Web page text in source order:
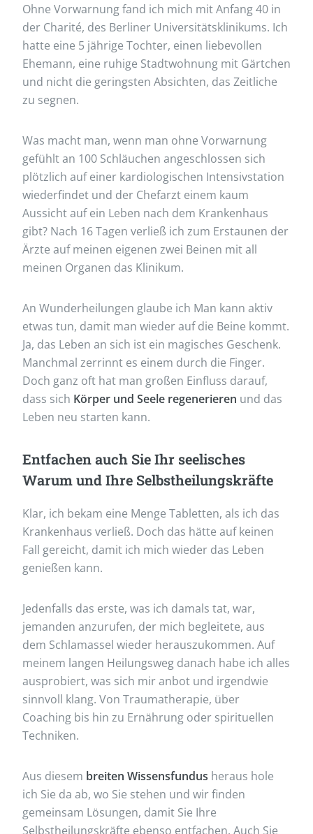
Ohne Vorwarnung fand ich mich mit Anfang 40 in
der Charité, des Berliner Universitätsklinikums. Ich
hatte eine 5 jährige Tochter, einen liebevollen
Ehemann, eine ruhige Stadtwohnung mit Gärtchen
und nicht die geringsten Absichten, das Zeitliche
zu segnen.
Was macht man, wenn man ohne Vorwarnung
gefühlt an 100 Schläuchen angeschlossen sich
plötzlich auf einer kardiologischen Intensivstation
wiederfindet und der Chefarzt einem kaum
Aussicht auf ein Leben nach dem Krankenhaus
gibt? Nach 16 Tagen verließ ich zum Erstaunen der
Ärzte auf meinen eigenen zwei Beinen mit all
meinen Organen das Klinikum.
An Wunderheilungen glaube ich Man kann aktiv
etwas tun, damit man wieder auf die Beine kommt.
Ja, das Leben an sich ist ein magisches Geschenk.
Manchmal zerrinnt es einem durch die Finger.
Doch ganz oft hat man großen Einfluss darauf,
dass sich Körper und Seele regenerieren und das
Leben neu starten kann.
Entfachen auch Sie Ihr seelisches
Warum und Ihre Selbstheilungskräfte
Klar, ich bekam eine Menge Tabletten, als ich das
Krankenhaus verließ. Doch das hätte auf keinen
Fall gereicht, damit ich mich wieder das Leben
genießen kann.
Jedenfalls das erste, was ich damals tat, war,
jemanden anzurufen, der mich begleitete, aus
dem Schlamassel wieder herauszukommen. Auf
meinem langen Heilungsweg danach habe ich alles
ausprobiert, was sich mir anbot und irgendwie
sinnvoll klang. Von Traumatherapie, über
Coaching bis hin zu Ernährung oder spirituellen
Techniken.
Aus diesem breiten Wissensfundus heraus hole
ich Sie da ab, wo Sie stehen und wir finden
gemeinsam Lösungen, damit Sie Ihre
Selbstheilungskräfte ebenso entfachen. Auch Sie